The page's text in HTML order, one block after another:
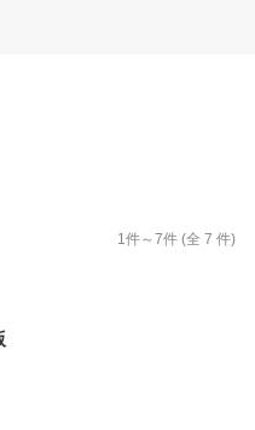
1 件～7件 (全 7 件)